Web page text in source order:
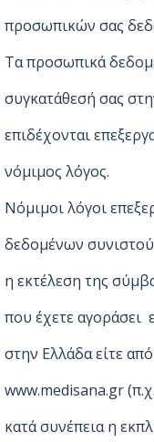
προσωπικών σας
Τα προσωπικά
συγκατάθεσή σας
επιδέχονται
νόμιμος λόγος.
Νόμιμοι λόγοι
δεδομένων
η εκτέλεση της
που έχετε αγοράσει
στην Ελλάδα είτε
www.medisana.gr
κατά συνέπεια η